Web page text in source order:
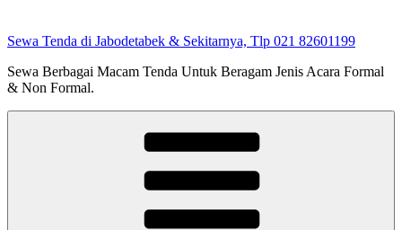
Sewa Tenda di Jabodetabek & Sekitarnya, Tlp 021 82601199
Sewa Berbagai Macam Tenda Untuk Beragam Jenis Acara Formal
& Non Formal.